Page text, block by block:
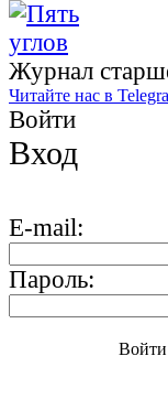
Журнал
Читайте нас в
Войти
Вход
E-mail:
Пароль:
Войти